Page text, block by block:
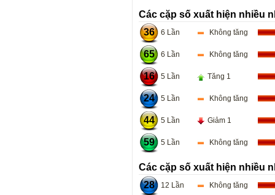
Các cặp số xuất hiện nhiều
36
6 Lần Không tăng
65 6 Lần Không tăng
16 5 Lần Tăng 1
24 5 Lần Không tăng
44 5 Lần Giảm 1
59 5 Lần Không tăng
Các cặp số xuất hiện nhiều
28
12 Lần Không tăng